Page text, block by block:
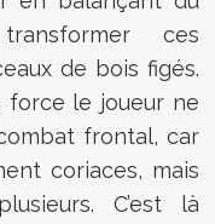
ces
de bois figés.
force le joueur ne
frontal, car
coriaces, mais
C’est là